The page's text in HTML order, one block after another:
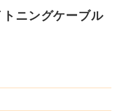
ニングケーブル